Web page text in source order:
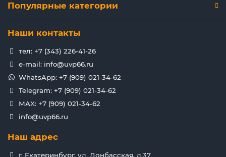
Популярные категории
Наши контакты
тел: +7 (343) 226-41-26
e-mail: info@uvp66.ru
WhatsApp: +7 (909) 021-34-62
Telegram: +7 (909) 021-34-62
MAX: +7 (909) 021-34-62
info@uvp66.ru
Наш адрес
г. Екатеринбург, ул. Донбасская, д.37